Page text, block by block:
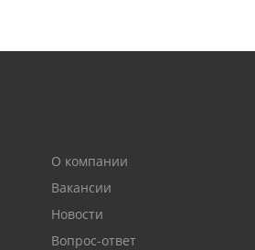
О компании
Вакансии
Новости
Вопрос-ответ